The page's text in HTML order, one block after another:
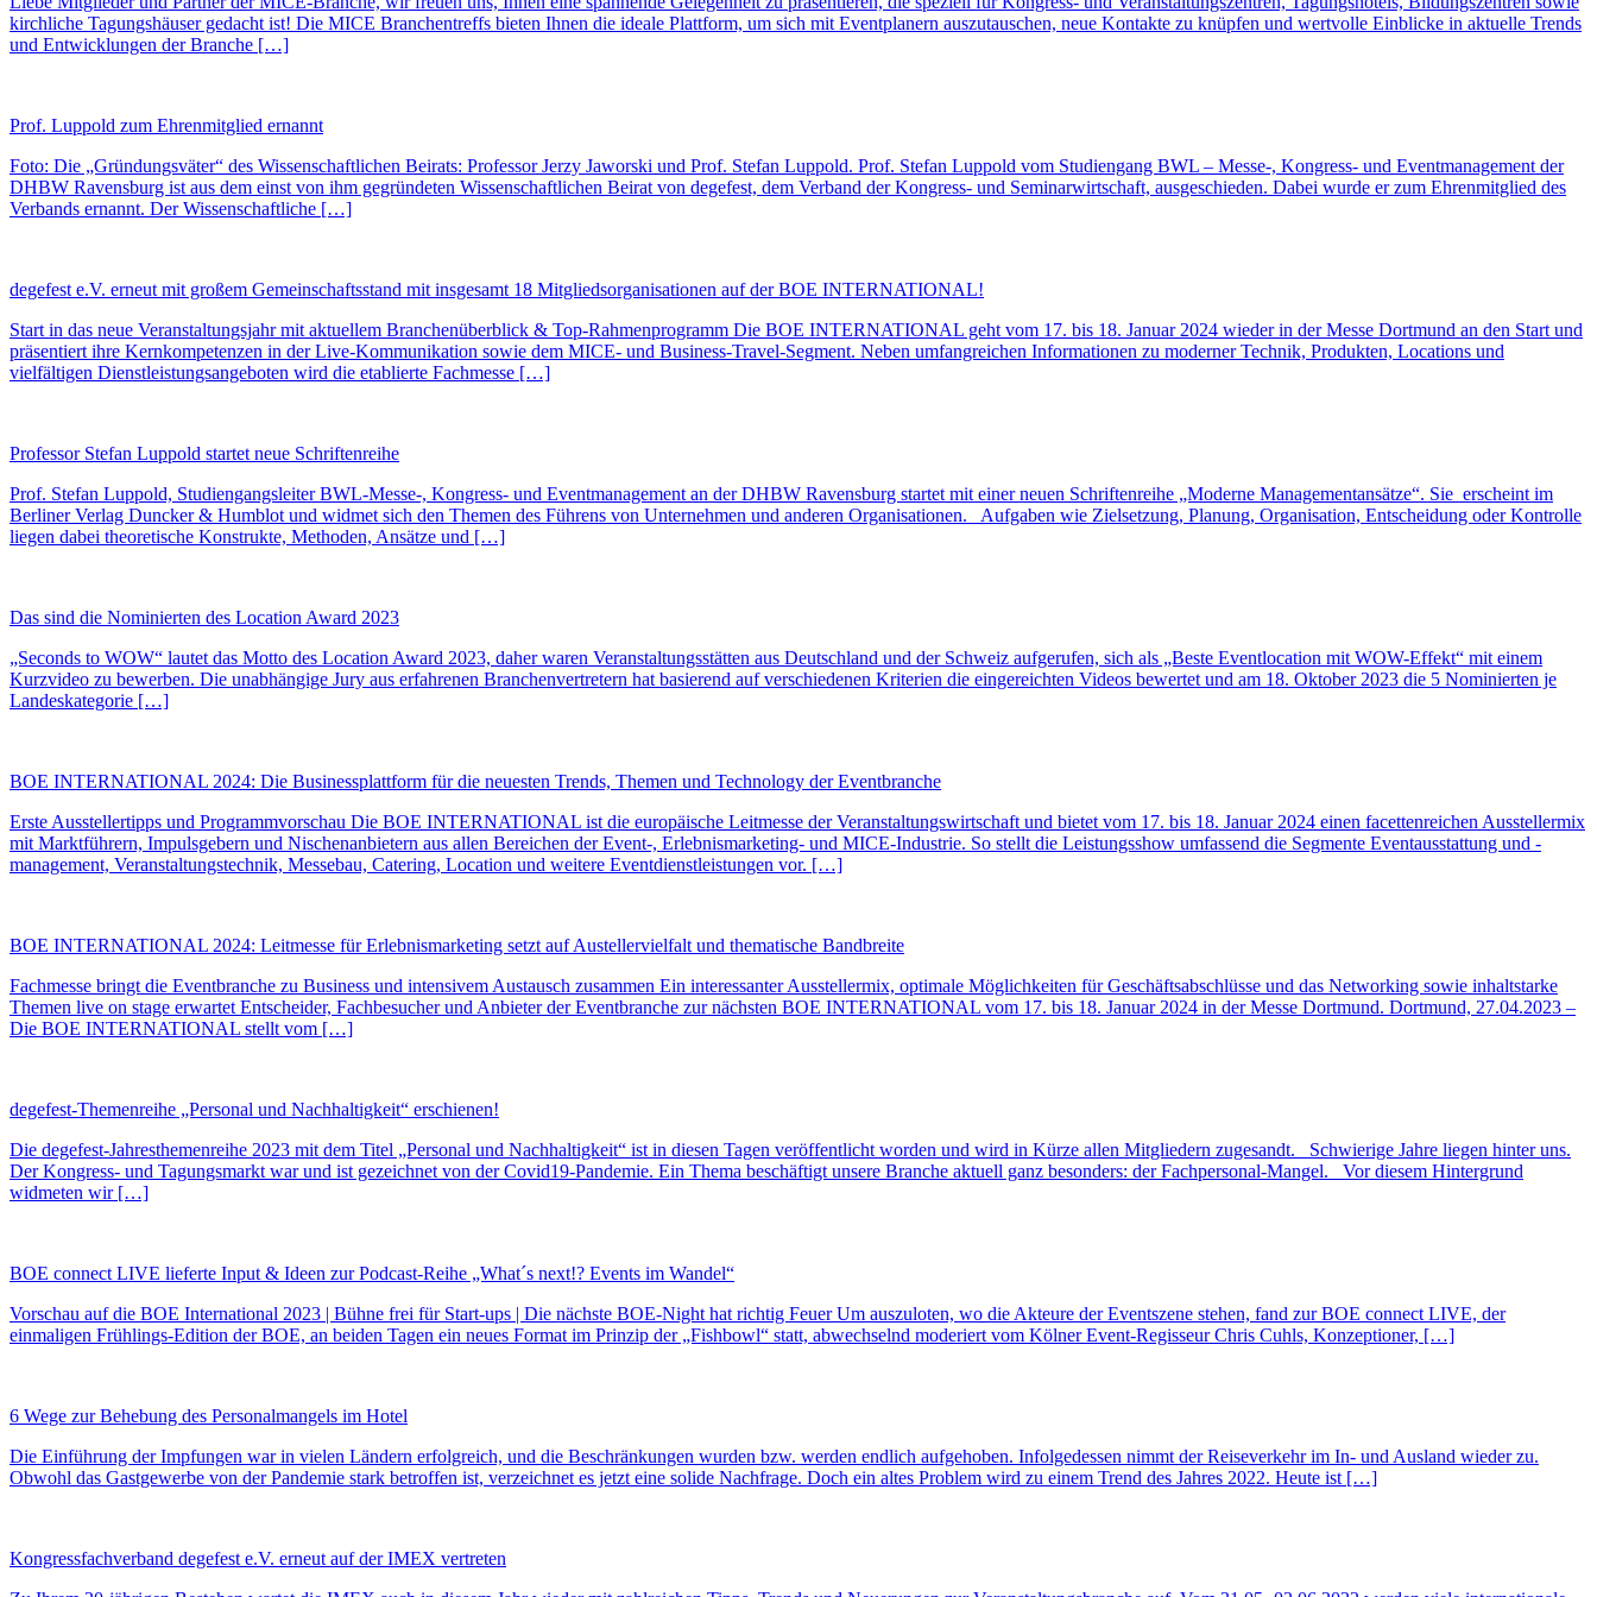
kirchliche Tagungshäuser gedacht ist! Die MICE Branchentreffs bieten Ihnen die ideale Plattform, um sich mit Eventplanern auszutauschen, neue Kontakte zu knüpfen und wertvolle Einblicke in aktuelle Trends
und Entwicklungen der Branche […]
Prof. Luppold zum Ehrenmitglied ernannt
Foto: Die „Gründungsväter“ des Wissenschaftlichen Beirats: Professor Jerzy Jaworski und Prof. Stefan Luppold. Prof. Stefan Luppold vom Studiengang BWL – Messe-, Kongress- und Eventmanagement der
DHBW Ravensburg ist aus dem einst von ihm gegründeten Wissenschaftlichen Beirat von degefest, dem Verband der Kongress- und Seminarwirtschaft, ausgeschieden. Dabei wurde er zum Ehrenmitglied des
Verbands ernannt. Der Wissenschaftliche […]
degefest e.V. erneut mit großem Gemeinschaftsstand mit insgesamt 18 Mitgliedsorganisationen auf der BOE INTERNATIONAL!
Start in das neue Veranstaltungsjahr mit aktuellem Branchenüberblick & Top-Rahmenprogramm Die BOE INTERNATIONAL geht vom 17. bis 18. Januar 2024 wieder in der Messe Dortmund an den Start und
präsentiert ihre Kernkompetenzen in der Live-Kommunikation sowie dem MICE- und Business-Travel-Segment. Neben umfangreichen Informationen zu moderner Technik, Produkten, Locations und
vielfältigen Dienstleistungsangeboten wird die etablierte Fachmesse […]
Professor Stefan Luppold startet neue Schriftenreihe
Prof. Stefan Luppold, Studiengangsleiter BWL-Messe-, Kongress- und Eventmanagement an der DHBW Ravensburg startet mit einer neuen Schriftenreihe „Moderne Managementansätze“. Sie erscheint im
Berliner Verlag Duncker & Humblot und widmet sich den Themen des Führens von Unternehmen und anderen Organisationen. Aufgaben wie Zielsetzung, Planung, Organisation, Entscheidung oder Kontrolle
liegen dabei theoretische Konstrukte, Methoden, Ansätze und […]
Das sind die Nominierten des Location Award 2023
„Seconds to WOW“ lautet das Motto des Location Award 2023, daher waren Veranstaltungsstätten aus Deutschland und der Schweiz aufgerufen, sich als „Beste Eventlocation mit WOW-Effekt“ mit einem
Kurzvideo zu bewerben. Die unabhängige Jury aus erfahrenen Branchenvertretern hat basierend auf verschiedenen Kriterien die eingereichten Videos bewertet und am 18. Oktober 2023 die 5 Nominierten je
Landeskategorie […]
BOE INTERNATIONAL 2024: Die Businessplattform für die neuesten Trends, Themen und Technology der Eventbranche
Erste Ausstellertipps und Programmvorschau Die BOE INTERNATIONAL ist die europäische Leitmesse der Veranstaltungswirtschaft und bietet vom 17. bis 18. Januar 2024 einen facettenreichen Ausstellermix
mit Marktführern, Impulsgebern und Nischenanbietern aus allen Bereichen der Event-, Erlebnismarketing- und MICE-Industrie. So stellt die Leistungsshow umfassend die Segmente Eventausstattung und -
management, Veranstaltungstechnik, Messebau, Catering, Location und weitere Eventdienstleistungen vor. […]
BOE INTERNATIONAL 2024: Leitmesse für Erlebnismarketing setzt auf Austellervielfalt und thematische Bandbreite
Fachmesse bringt die Eventbranche zu Business und intensivem Austausch zusammen Ein interessanter Ausstellermix, optimale Möglichkeiten für Geschäftsabschlüsse und das Networking sowie inhaltstarke
Themen live on stage erwartet Entscheider, Fachbesucher und Anbieter der Eventbranche zur nächsten BOE INTERNATIONAL vom 17. bis 18. Januar 2024 in der Messe Dortmund. Dortmund, 27.04.2023 –
Die BOE INTERNATIONAL stellt vom […]
degefest-Themenreihe „Personal und Nachhaltigkeit“ erschienen!
Die degefest-Jahresthemenreihe 2023 mit dem Titel „Personal und Nachhaltigkeit“ ist in diesen Tagen veröffentlicht worden und wird in Kürze allen Mitgliedern zugesandt. Schwierige Jahre liegen hinter uns.
Der Kongress- und Tagungsmarkt war und ist gezeichnet von der Covid19-Pandemie. Ein Thema beschäftigt unsere Branche aktuell ganz besonders: der Fachpersonal-Mangel. Vor diesem Hintergrund
widmeten wir […]
BOE connect LIVE lieferte Input & Ideen zur Podcast-Reihe „What´s next!? Events im Wandel“
Vorschau auf die BOE International 2023 | Bühne frei für Start-ups | Die nächste BOE-Night hat richtig Feuer Um auszuloten, wo die Akteure der Eventszene stehen, fand zur BOE connect LIVE, der
einmaligen Frühlings-Edition der BOE, an beiden Tagen ein neues Format im Prinzip der „Fishbowl“ statt, abwechselnd moderiert vom Kölner Event-Regisseur Chris Cuhls, Konzeptioner, […]
6 Wege zur Behebung des Personalmangels im Hotel
Die Einführung der Impfungen war in vielen Ländern erfolgreich, und die Beschränkungen wurden bzw. werden endlich aufgehoben. Infolgedessen nimmt der Reiseverkehr im In- und Ausland wieder zu.
Obwohl das Gastgewerbe von der Pandemie stark betroffen ist, verzeichnet es jetzt eine solide Nachfrage. Doch ein altes Problem wird zu einem Trend des Jahres 2022. Heute ist […]
Kongressfachverband degefest e.V. erneut auf der IMEX vertreten